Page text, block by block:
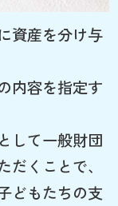
資産を分け与
内容を指定す
して一般財団
くことで、
どもたちの支